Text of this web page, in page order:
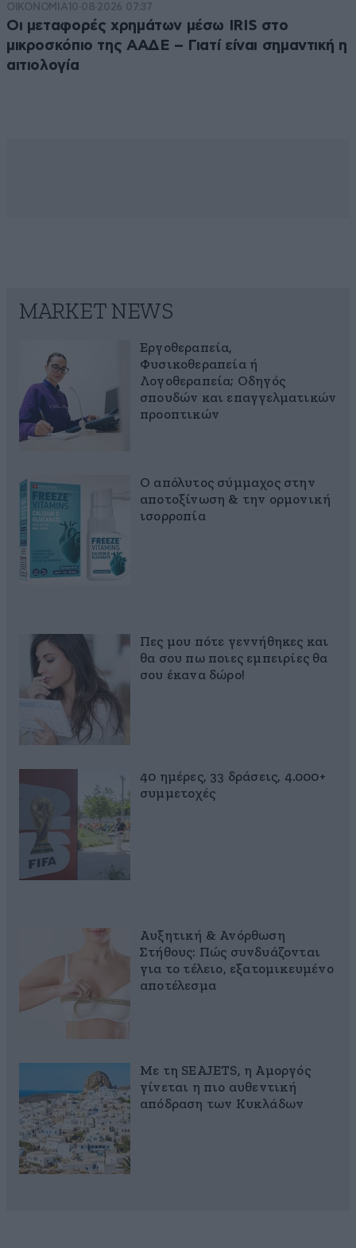
ΟΙΚΟΝΟΜΙΑ10·08·2026 07:37
Οι μεταφορές χρημάτων μέσω IRIS στο
μικροσκόπιο της ΑΑΔΕ – Γιατί είναι σημαντική η
αιτιολογία
MARKET NEWS
Εργοθεραπεία,
Φυσικοθεραπεία ή
Λογοθεραπεία; Οδηγός
σπουδών και επαγγελματικών
προοπτικών
Ο απόλυτος σύμμαχος στην
αποτοξίνωση & την ορμονική
ισορροπία
Πες μου πότε γεννήθηκες και
θα σου πω ποιες εμπειρίες θα
σου έκανα δώρο!
40 ημέρες, 33 δράσεις, 4.000+
συμμετοχές
Αυξητική & Ανόρθωση
Στήθους: Πώς συνδυάζονται
για το τέλειο, εξατομικευμένο
αποτέλεσμα
Με τη SEAJETS, η Αμοργός
γίνεται η πιο αυθεντική
απόδραση των Κυκλάδων